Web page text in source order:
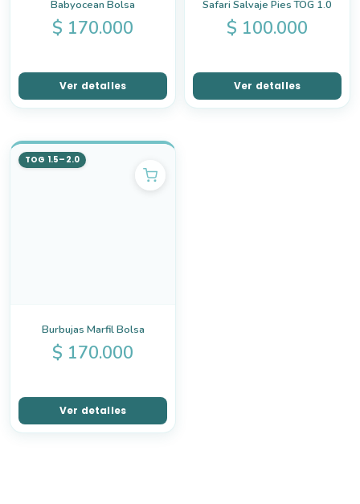
Babyocean Bolsa
$ 170.000
Ver detalles
Safari Salvaje Pies TOG 1.0
$ 100.000
Ver detalles
TOG 1.5–2.0
Burbujas Marfil Bolsa
$ 170.000
Ver detalles